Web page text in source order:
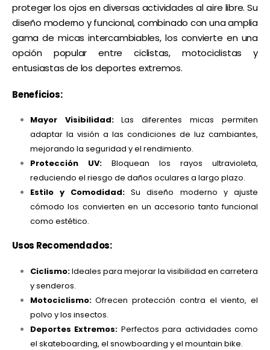
proteger los ojos en diversas actividades al aire libre. Su
diseño moderno y funcional, combinado con una amplia
gama de micas intercambiables, los convierte en una
opción popular entre ciclistas, motociclistas y
entusiastas de los deportes extremos.
Beneficios:
Mayor Visibilidad:Las diferentes micas permiten
adaptar la visión a las condiciones de luz cambiantes,
mejorando la seguridad y el rendimiento.
Protección UV:Bloquean los rayos ultravioleta,
reduciendo el riesgo de daños oculares a largo plazo.
Estilo y Comodidad: Su diseño moderno y ajuste
cómodo los convierten en un accesorio tanto funcional
como estético.
Usos Recomendados:
Ciclismo:Ideales para mejorar la visibilidad en carretera
y senderos.
Motociclismo:Ofrecen protección contra el viento, el
polvo y los insectos.
Deportes Extremos: Perfectos para actividades como
el skateboarding, el snowboarding y el mountain bike.